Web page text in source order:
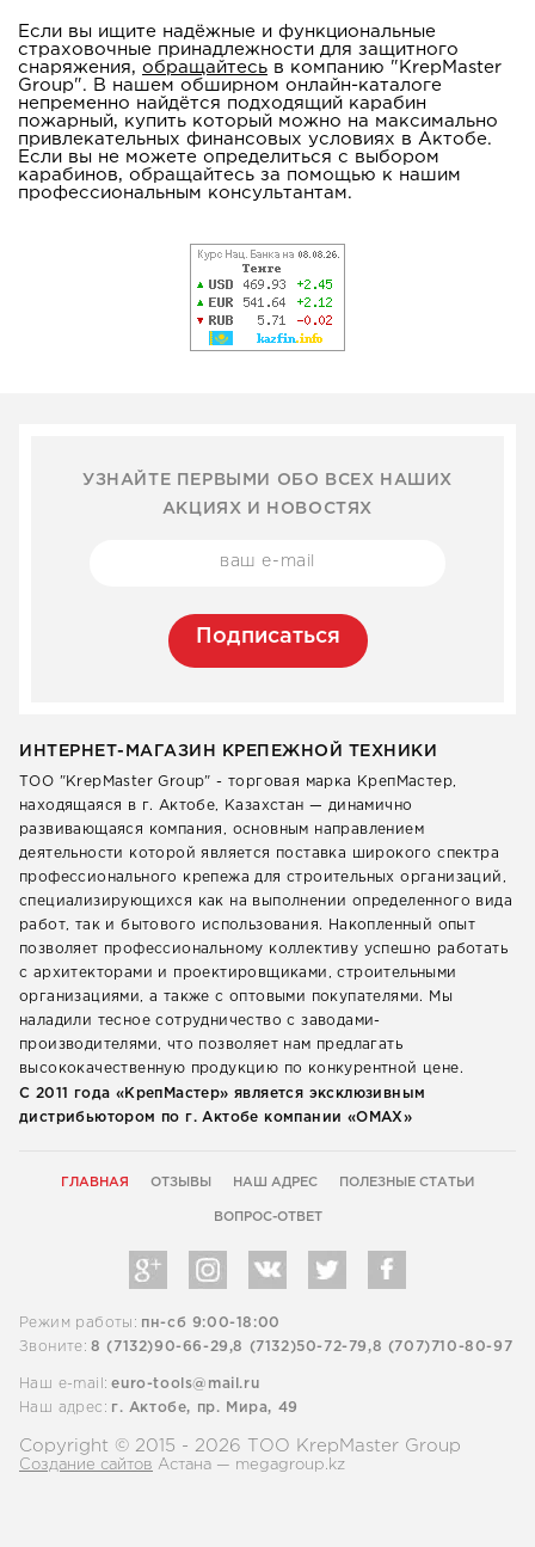
Если вы ищите надёжные и функциональные
страховочные принадлежности для защитного
снаряжения, обращайтесь в компанию "KrepMaster
Group". В нашем обширном онлайн-каталоге
непременно найдётся подходящий карабин
пожарный, купить который можно на максимально
привлекательных финансовых условиях в Актобе.
Если вы не можете определиться с выбором
карабинов, обращайтесь за помощью к нашим
профессиональным консультантам.
УЗНАЙТЕ ПЕРВЫМИ ОБО ВСЕХ НАШИХ
АКЦИЯХ И НОВОСТЯХ
Подписаться
ИНТЕРНЕТ-МАГАЗИН КРЕПЕЖНОЙ ТЕХНИКИ
ТОО "KrepMaster Group" - торговая марка КрепМастер,
находящаяся в г. Актобе, Казахстан — динамично
развивающаяся компания, основным направлением
деятельности которой является поставка широкого спектра
профессионального крепежа для строительных организаций,
специализирующихся как на выполнении определенного вида
работ, так и бытового использования. Накопленный опыт
позволяет профессиональному коллективу успешно работать
с архитекторами и проектировщиками, строительными
организациями, а также с оптовыми покупателями. Мы
наладили тесное сотрудничество с заводами-
производителями, что позволяет нам предлагать
высококачественную продукцию по конкурентной цене.
С 2011 года «КрепМастер» является эксклюзивным
дистрибьютором по г. Актобе компании «ОМАХ»
ГЛАВНАЯ ОТЗЫВЫ НАШ АДРЕС ПОЛЕЗНЫЕ СТАТЬИ
ВОПРОС-ОТВЕТ
Режим работы: пн-сб 9:00-18:00
Наш e-mail: euro-tools@mail.ru
Звоните: 8 (7132)90-66-29,8 (7132)50-72-79,8 (707)710-80-97
Наш адрес: г. Актобе, пр. Мира, 49
Copyright © 2015 - 2026 ТОО KrepMaster Group
Создание сайтов Астана — megagroup.kz